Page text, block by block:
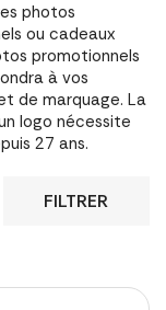
photos
ou cadeaux
promotionnels
à vos
de marquage. La
logo nécessite
27 ans.
FILTRER